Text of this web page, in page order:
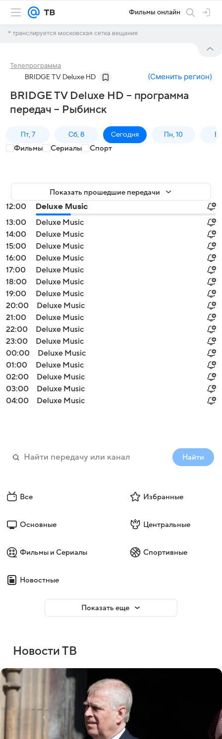
Фильмы онлайн
* транслируется московская сетка вещания
Телепрограмма
BRIDGE TV Deluxe HD (Сменить регион)
BRIDGE TV Deluxe HD – программа
передач – Рыбинск
Пт, 7 Сб, 8 Сегодня Пн, 10
Фильмы Сериалы Спорт
Показать прошедшие передачи
12:00
Deluxe Music
13:00
Deluxe Music
14:00
Deluxe Music
15:00
Deluxe Music
16:00
Deluxe Music
17:00
Deluxe Music
18:00
Deluxe Music
19:00
Deluxe Music
20:00
Deluxe Music
21:00
Deluxe Music
22:00
Deluxe Music
23:00
Deluxe Music
00:00
Deluxe Music
01:00
Deluxe Music
02:00
Deluxe Music
03:00
Deluxe Music
04:00
Deluxe Music
Найти
Все Избранные
Основные Центральные
Фильмы и Сериалы Спортивные
Новостные
Показать еще
Новости ТВ